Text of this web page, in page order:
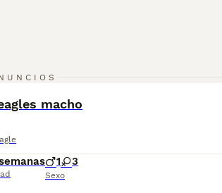
macho
1 3
Sexo